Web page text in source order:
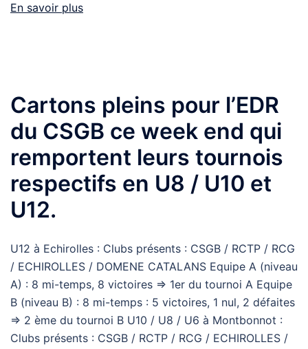
En savoir plus
Cartons pleins pour l’EDR
du CSGB ce week end qui
remportent leurs tournois
respectifs en U8 / U10 et
U12.
U12 à Echirolles : Clubs présents : CSGB / RCTP / RCG
/ ECHIROLLES / DOMENE CATALANS Equipe A (niveau
A) : 8 mi-temps, 8 victoires => 1er du tournoi A Equipe
B (niveau B) : 8 mi-temps : 5 victoires, 1 nul, 2 défaites
=> 2 ème du tournoi B U10 / U8 / U6 à Montbonnot :
Clubs présents : CSGB / RCTP / RCG / ECHIROLLES /